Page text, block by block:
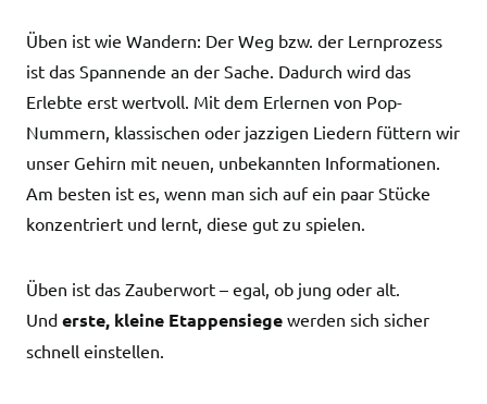
Üben ist wie Wandern: Der Weg bzw. der Lernprozess
ist das Spannende an der Sache. Dadurch wird das
Erlebte erst wertvoll. Mit dem Erlernen von Pop-
Nummern, klassischen oder jazzigen Liedern füttern wir
unser Gehirn mit neuen, unbekannten Informationen.
Am besten ist es, wenn man sich auf ein paar Stücke
konzentriert und lernt, diese gut zu spielen.
Üben ist das Zauberwort – egal, ob jung oder alt.
Und erste, kleine Etappensiege werden sich sicher
schnell einstellen.